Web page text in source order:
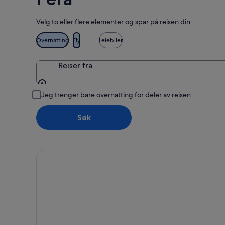
Velg to eller flere elementer og spar på reisen din:
Overnatting Fly Leiebiler
Reiser fra
Jeg trenger bare overnatting for deler av reisen
Søk